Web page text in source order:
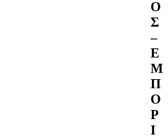
Ο
Σ
–
Ε
Μ
Π
Ο
Ρ
Ι